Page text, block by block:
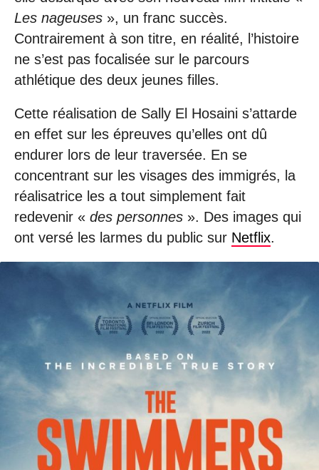
Les nageuses », un franc succès.
Contrairement à son titre, en réalité, l’histoire
ne s’est pas focalisée sur le parcours
athlétique des deux jeunes filles.
Cette réalisation de Sally El Hosaini s’attarde
en effet sur les épreuves qu’elles ont dû
endurer lors de leur traversée. En se
concentrant sur les visages des immigrés, la
réalisatrice les a tout simplement fait
redevenir « des personnes ». Des images qui
ont versé les larmes du public sur Netflix.